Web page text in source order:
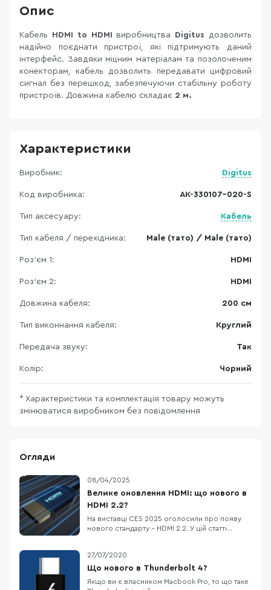
Опис
Кабель HDMI to HDMIвиробництва Digitus дозволить
надійно поєднати пристрої, які підтримують даний
інтерфейс. Завдяки міцним матеріалам та позолоченим
конекторам, кабель дозволить передавати цифровий
сигнал без перешкод, забезпечуючи стабільну роботу
пристроїв. Довжина кабелю складає 2 м.
Характеристики
Виробник: Digitus
Код виробника: AK-330107-020-S
Тип аксесуару: Кабель
Тип кабеля / перехідника: Male (тато) / Male (тато)
Роз'єм 1: HDMI
Роз'єм 2: HDMI
Довжина кабеля: 200 см
Тип виконнання кабеля: Круглий
Передача звуку: Так
Колір: Чорний
* Характеристики та комплектація товару можуть
змінюватися виробником без повідомлення
Огляди
08/04/2025
Велике оновлення HDMI: що нового в
HDMI 2.2?
На виставці CES 2025 оголосили про появу
нового стандарту – HDMI 2.2. У цій статті
варто поспішати з оновленням. Що таке HDMI
2.2? HDMI 2.2 – це наступний крок у розвитку
27/07/2020
Що нового в Thunderbolt 4?
Якщо ви є власником Macbook Pro, то що таке